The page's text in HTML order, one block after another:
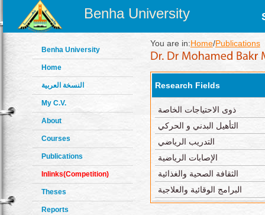
Benha University
Benha University
Home
النسخة العربية
My C.V.
About
Courses
Publications
Inlinks(Competition)
Theses
Reports
You are in:Home/Publications
Research Fields
ذوى الاحتياجات الخاصة
التأهيل البدني و الحركي
التدريب الرياضي
الإصابات الرياضية
الثقافة الصحية والغذائية
البرامج الوقائية والعلاجية